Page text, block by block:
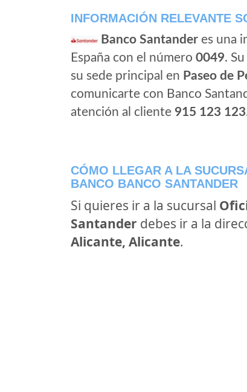
INFORMACIÓN RELEVANTE
Banco Santander es una
España con el número 0049.
su sede principal en Paseo de
comunicarte con Banco
atención al cliente 915 123 123
CÓMO LLEGAR A LA
BANCO BANCO SANTANDER
Si quieres ir a la sucursal
Santander debes ir a la
Alicante, Alicante.